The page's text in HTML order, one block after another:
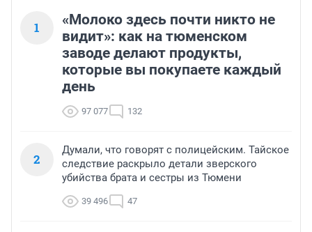
1
«Молоко здесь почти никто не
видит»: как на тюменском
заводе делают продукты,
которые вы покупаете каждый
день
97 077 132
2
Думали, что говорят с полицейским. Тайское
следствие раскрыло детали зверского
убийства брата и сестры из Тюмени
39 496 47